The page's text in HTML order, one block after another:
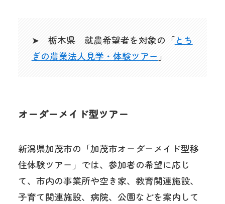
➤ 栃木県 就農希望者を対象の「とち
ぎの農業法人見学・体験ツアー 」
オーダーメイド型ツアー
新潟県加茂市の「加茂市オーダーメイド型移
住体験ツアー」では、参加者の希望に応じ
て、市内の事業所や空き家、教育関連施設、
子育て関連施設、病院、公園などを案内して